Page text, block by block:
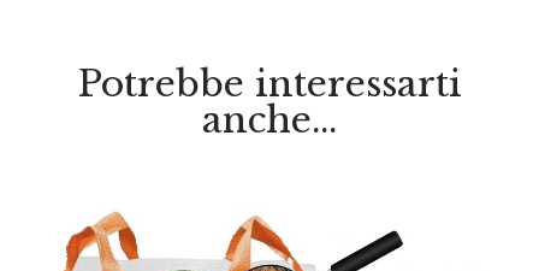
Potrebbe interessarti
anche...